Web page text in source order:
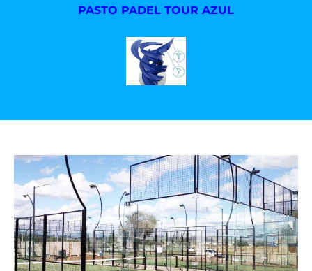
PASTO PADEL TOUR AZUL